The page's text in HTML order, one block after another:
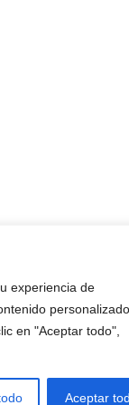
experiencia de
en "Aceptar todo",
Aceptar